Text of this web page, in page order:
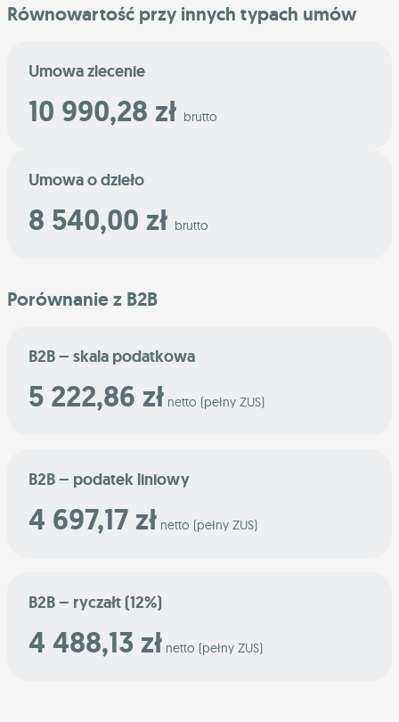
Równowartość przy innych typach umów
Umowa zlecenie
10 990,28 zł brutto
Umowa o dzieło
8 540,00 zł brutto
Porównanie z B2B
B2B – skala podatkowa
5 222,86 zł netto (pełny ZUS)
B2B – podatek liniowy
4 697,17 zł netto (pełny ZUS)
B2B – ryczałt (12%)
4 488,13 zł netto (pełny ZUS)